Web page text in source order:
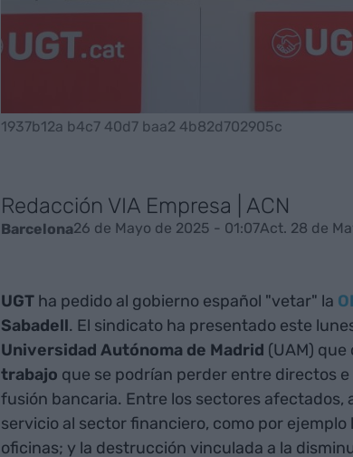
1937b12a b4c7 40d7 baa2 4b82d702905c
Redacción VIA Empresa | ACN
Barcelona26 de Mayo de 2025 - 01:07Act. 28 de
UGTha pedido al gobierno español "vetar" la
Sabadell. El sindicato ha presentado este
Universidad Autónoma de Madrid (UAM) que
trabajo que se podrían perder entre directos
fusión bancaria. Entre los sectores afectados,
servicio al sector financiero, como por ejemplo
oficinas; y la destrucción vinculada a la